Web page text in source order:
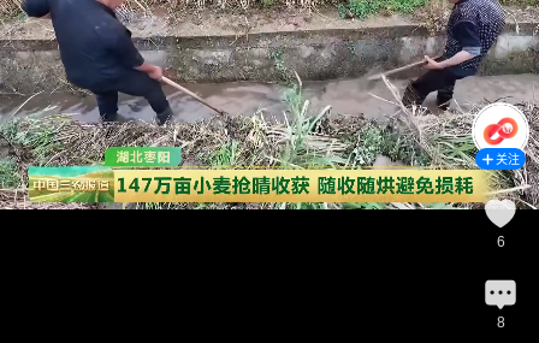
关注
6
8